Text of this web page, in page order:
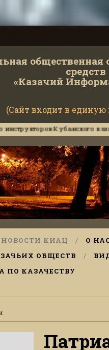
общественная
«Казачий
(Сайт входит в
Кубанского казачьего
НОВОСТИ КИАЦ
О
ОБЩЕСТВ
ПО КАЗАЧЕСТВУ